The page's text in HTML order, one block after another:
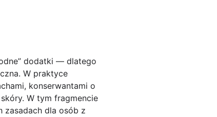
dodatki — dlatego
W praktyce
konserwantami o
W tym fragmencie
zasadach dla osób z